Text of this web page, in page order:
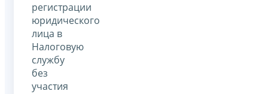
регистрации
юридического
лица в
Налоговую
службу
без
участия